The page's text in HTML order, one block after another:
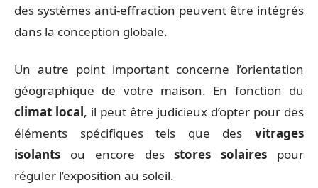
des systèmes anti-effraction peuvent être intégrés
dans la conception globale.
Un autre point important concerne l’orientation
géographique de votre maison. En fonction du
climat local, il peut être judicieux d’opter pour des
éléments spécifiques tels que des vitrages
isolants ou encore desstores solaires pour
réguler l’exposition au soleil.